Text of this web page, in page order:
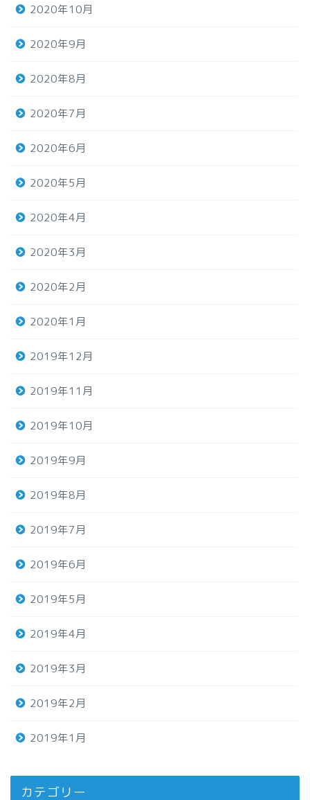
2020年10月
2020年9月
2020年8月
2020年7月
2020年6月
2020年5月
2020年4月
2020年3月
2020年2月
2020年1月
2019年12月
2019年11月
2019年10月
2019年9月
2019年8月
2019年7月
2019年6月
2019年5月
2019年4月
2019年3月
2019年2月
2019年1月
カテゴリー